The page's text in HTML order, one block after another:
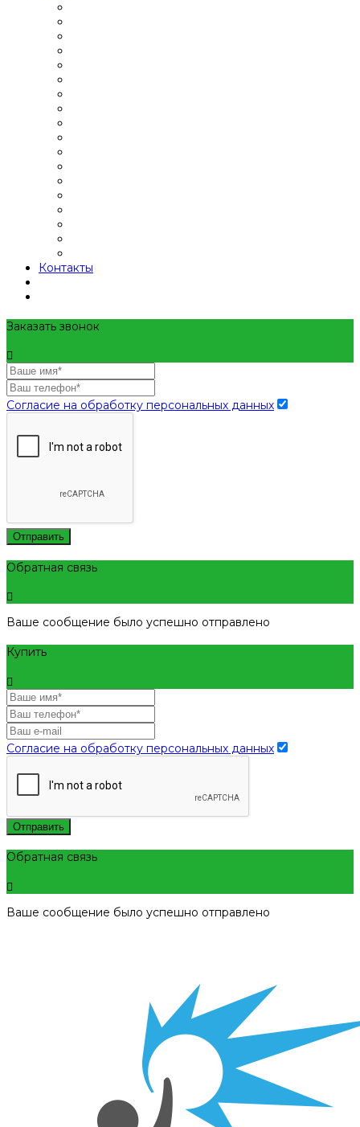
Контакты
Заказать звонок
Согласие на обработку персональных данных
Отправить
Обратная связь
Ваше сообщение было успешно отправлено
Купить
Согласие на обработку персональных данных
Отправить
Обратная связь
Ваше сообщение было успешно отправлено